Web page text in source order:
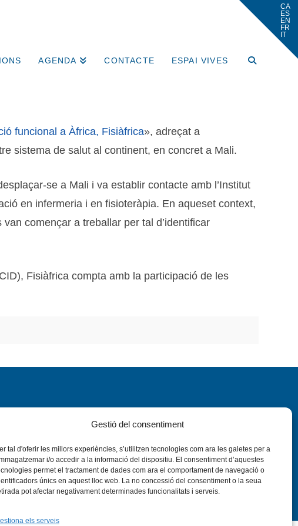
Gestió del consentiment
tal d'oferir les millors experiències, s’utilitzen tecnologies com ara les galetes per a
i/o accedir a la informació del dispositiu. El consentiment d’aquestes
permet el tractament de dades com ara el comportament de navegació o
únics en aquest lloc web. La no concessió del consentiment o la seua
pot afectar negativament determinades funcionalitats i serveis.
els serveis
AGENDA CONTACTE ESPAI VIVES
funcional a Àfrica, Fisiàfrica», adreçat a
sistema de salut al continent, en concret a Mali.
se a Mali i va establir contacte amb l’Institut
en infermeria i en fisioteràpia. En aqueset context,
començar a treballar per tal d’identificar
Fisiàfrica compta amb la participació de les
InstagramFlickr
AVÍS LEGAL PRIVADESA CONTACTE